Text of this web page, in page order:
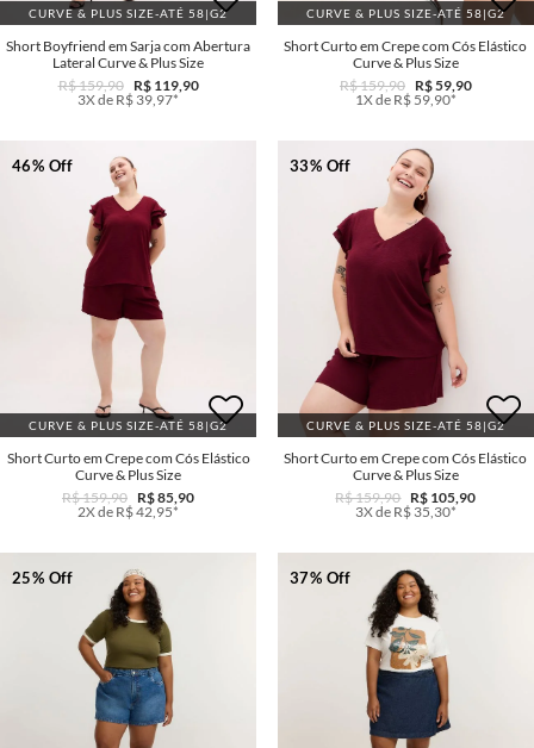
CURVE & PLUS SIZE-ATÉ 58|G2
Short Boyfriend em Sarja com Abertura
Lateral Curve & Plus Size
R$ 159,90
R$ 119,90
3X de R$ 39,97*
CURVE & PLUS SIZE-ATÉ 58|G2
Short Curto em Crepe com Cós Elástico
Curve & Plus Size
R$ 159,90
R$ 59,90
1X de R$ 59,90*
CURVE & PLUS SIZE-ATÉ 58|G2
46% Off
Short Curto em Crepe com Cós Elástico
Curve & Plus Size
R$ 159,90 R$ 85,90
2X de R$ 42,95*
CURVE & PLUS SIZE-ATÉ 58|G2
33% Off
Short Curto em Crepe com Cós Elástico
Curve & Plus Size
R$ 159,90 R$ 105,90
3X de R$ 35,30*
25% Off 37% Off